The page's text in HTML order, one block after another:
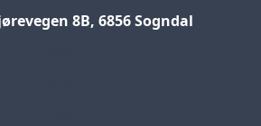
8B, 6856 Sogndal